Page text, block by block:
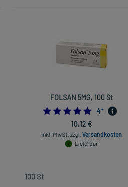
FOLSAN 5MG, 100 St
5.0
4*
10,12 €
inkl. MwSt. zzgl. Versandkosten
Lieferbar